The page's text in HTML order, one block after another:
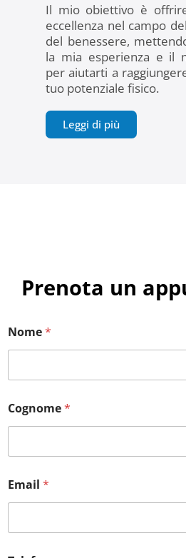
Il mio obiettivo è
eccellenza nel campo
del benessere,
la mia esperienza e il
per aiutarti a
tuo potenziale fisico.
Leggi di più
Prenota un
Nome*
Cognome*
Email *